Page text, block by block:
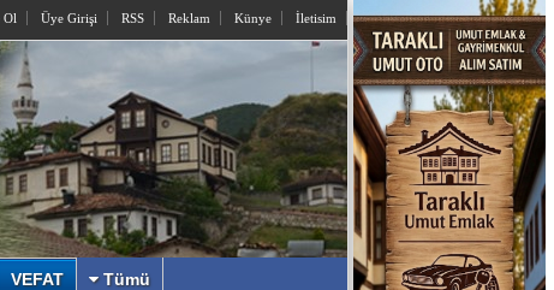
Ol Üye Girişi RSS Reklam Künye İletisim
VEFAT Tümü
İzzettin KÖMÜRCÜ
Sayın Yusuf Alemdar’a Açık Mektup